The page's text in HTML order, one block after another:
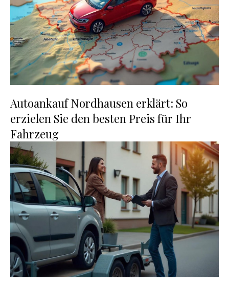
Autoankauf Nordhausen erklärt: So
erzielen Sie den besten Preis für Ihr
Fahrzeug